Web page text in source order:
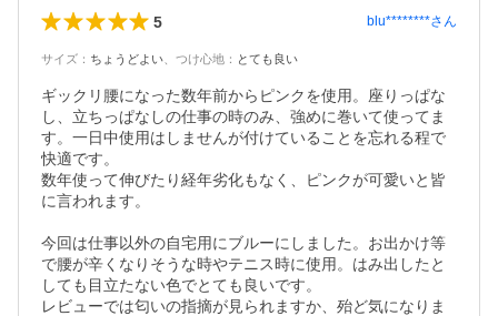
5 blu********さん
サイズ ： ちょうどよい つけ心地 ： とても良い
ギックリ腰になった数年前からピンクを使用。座りっぱな
し、立ちっぱなしの仕事の時のみ、強めに巻いて使ってま
す。一日中使用はしませんが付けていることを忘れる程で
快適です。
数年使って伸びたり経年劣化もなく、ピンクが可愛いと皆
に言われます。
今回は仕事以外の自宅用にブルーにしました。お出かけ等
で腰が辛くなりそうな時やテニス時に使用。はみ出したと
しても目立たない色でとても良いです。
レビューでは匂いの指摘が見られますか、殆ど気になりま